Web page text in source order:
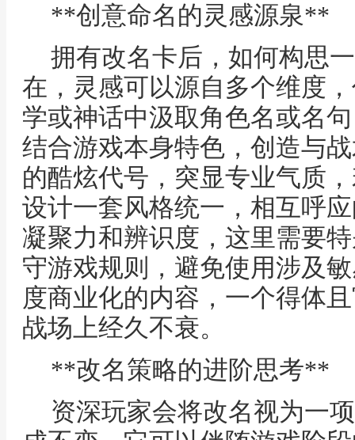
**创意命名的灵感源泉**
拥有改名卡后，如何构思
在，灵感可以源自多个维度
学或神话中汲取角色名或名
结合游戏本身特色，创造与
的酷炫代号，突显专业气质
设计一套风格统一，相互呼
凝聚力和辨识度，这里需要
守游戏规则，避免使用涉及
度商业化的内容，一个得体
战场上经久不衰。
**改名策略的进阶思考**
资深玩家会将改名视为一